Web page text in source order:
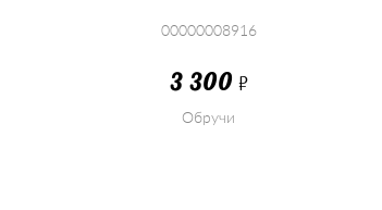
00000008916
3 300Р
Обручи